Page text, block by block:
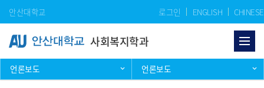
Skip Menu
안산대학교 로그인 ENGLISH CHINESE
사회복지학과
언론보도 언론보도